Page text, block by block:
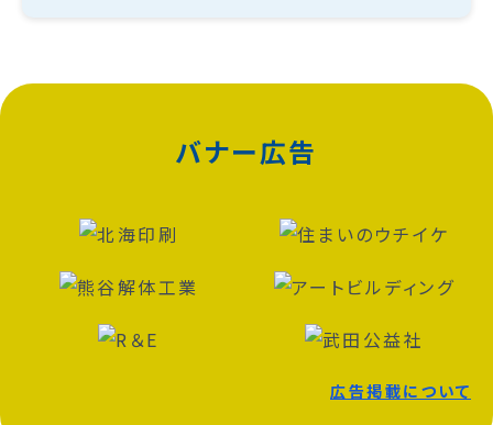
バナー広告
広告掲載について